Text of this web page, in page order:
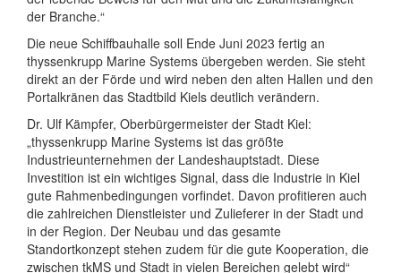
der Branche.“
Die neue Schiffbauhalle soll Ende Juni 2023 fertig an
thyssenkrupp Marine Systems übergeben werden. Sie steht
direkt an der Förde und wird neben den alten Hallen und den
Portalkränen das Stadtbild Kiels deutlich verändern.
Dr. Ulf Kämpfer, Oberbürgermeister der Stadt Kiel:
„thyssenkrupp Marine Systems ist das größte
Industrieunternehmen der Landeshauptstadt. Diese
Investition ist ein wichtiges Signal, dass die Industrie in Kiel
gute Rahmenbedingungen vorfindet. Davon profitieren auch
die zahlreichen Dienstleister und Zulieferer in der Stadt und
in der Region. Der Neubau und das gesamte
Standortkonzept stehen zudem für die gute Kooperation, die
zwischen tkMS und Stadt in vielen Bereichen gelebt wird“